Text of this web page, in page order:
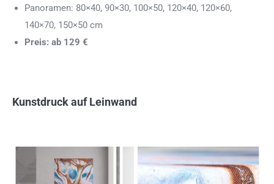
Panoramen: 80×40, 90×30, 100×50, 120×40, 120×60,
140×70, 150×50 cm
Preis: ab 129 €
Kunstdruck auf Leinwand